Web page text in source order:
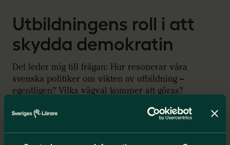
Utbildningens roll i att
skydda demokratin
Det leder mig till frågan: Hur resonerar våra
svenska politiker om vikten av utbildning –
egentligen? Vilka vägval kommer att göras?
Politikerna kan välja att på allvar se